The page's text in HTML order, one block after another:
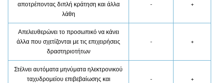
αποτρέποντας διπλή κράτηση και άλλα
λάθη
- +
Απελευθερώνει το προσωπικό να κάνει
άλλα που σχετίζονται με τις επιχειρήσεις
δραστηριοτήτων
- +
Στέλνει αυτόματα μηνύματα ηλεκτρονικού
ταχυδρομείου επιβεβαίωσης και
- +